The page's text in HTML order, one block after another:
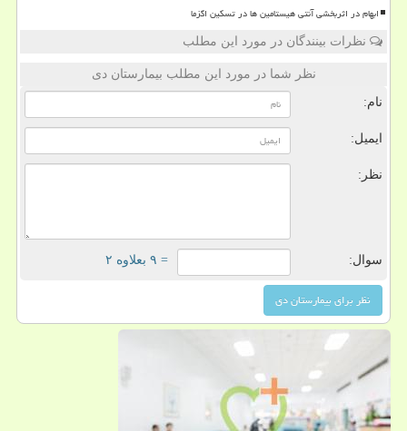
ابهام در اثربخشی آنتی هیستامین ها در تسکین اگزما
نظرات بینندگان در مورد این مطلب
نظر شما در مورد این مطلب بیمارستان دی
نام:
ایمیل:
نظر:
سوال: = ۹ بعلاوه ۲